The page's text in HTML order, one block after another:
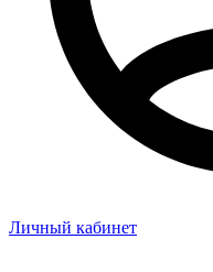
Личный кабинет